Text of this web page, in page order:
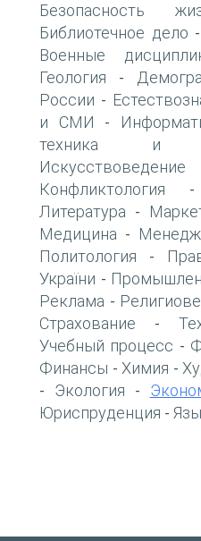
Безопасность
Библиотечное дело -
Военные
Геология -
России -
и СМИ -
техника и
Искусствоведение
Конфликтология
Литература -
Медицина -
Политология -
України -
Реклама -
Страхование -
Учебный процесс -
Финансы -Химия -
- Экология -
Юриспруденция -